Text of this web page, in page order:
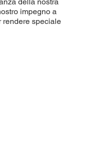
impegno a
rendere speciale